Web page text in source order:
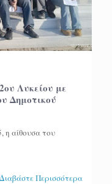
Λυκείου με
Δημοτικού
η αίθουσα του
Διαβάστε Περισσότερα